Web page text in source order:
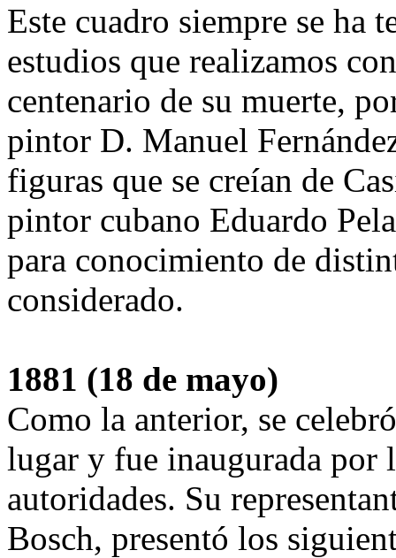
Este cuadro siempre se ha
estudios que realizamos
centenario de su muerte,
pintor D. Manuel
figuras que se creían de
pintor cubano Eduardo
para conocimiento de
considerado.
1881 (18 de mayo)
Como la anterior, se
lugar y fue inaugurada por
autoridades. Su
Bosch, presentó los